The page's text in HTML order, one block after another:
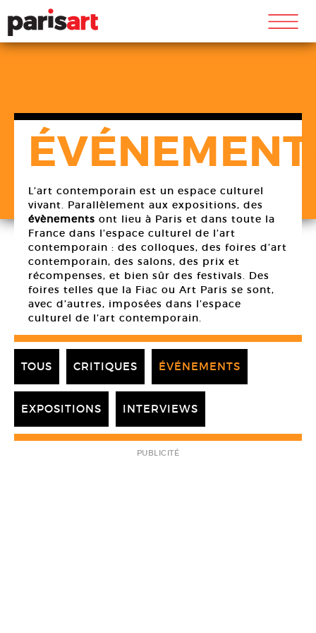
m
L’art contemporain est un espace culturel
vivant. Parallèlement aux expositions, des
évènements ont lieu à Paris et dans toute la
France dans l’espace culturel de l’art
contemporain : des colloques, des foires d’art
contemporain, des salons, des prix et
récompenses, et bien sûr des festivals. Des
foires telles que la Fiac ou Art Paris se sont,
avec d’autres, imposées dans l’espace
culturel de l’art contemporain.
TOUS CRITIQUES ÉVÉNEMENTS
EXPOSITIONS INTERVIEWS
PUBLICITÉ